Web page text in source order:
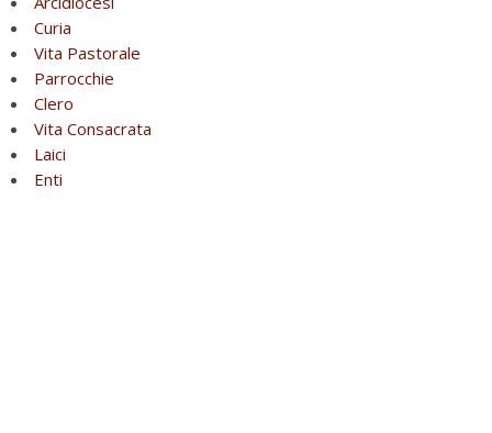
Curia
Vita Pastorale
Parrocchie
Clero
Vita Consacrata
Laici
Enti